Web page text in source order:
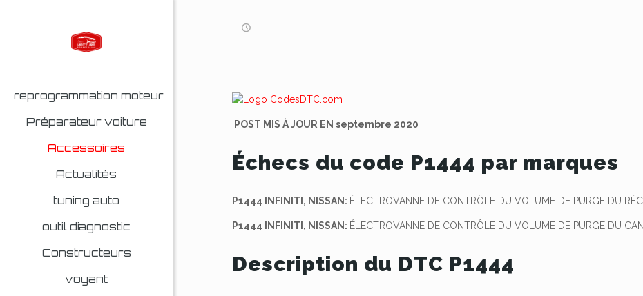
reprogrammation moteur
Préparateur voiture
Accessoires
Actualités
tuning auto
outil diagnostic
Constructeurs
voyant
POST MIS À JOUR EN septembre 2020
Échecs du code P1444 par marques
P1444 INFINITI, NISSAN: ÉLECTROVANNE DE CONTRÔLE DU VOLUME DE PURGE DU
P1444 INFINITI, NISSAN: ÉLECTROVANNE DE CONTRÔLE DU VOLUME DE PURGE DU
Description du DTC P1444